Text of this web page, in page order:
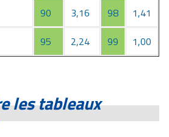
90 3,16 98
1,41
95 2,24 99 1,00
les tableaux